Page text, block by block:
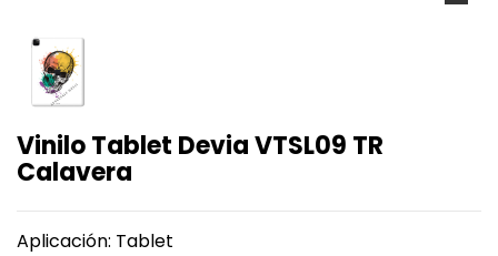
Vinilo Tablet Devia VTSL09 TR
Calavera
Aplicación: Tablet